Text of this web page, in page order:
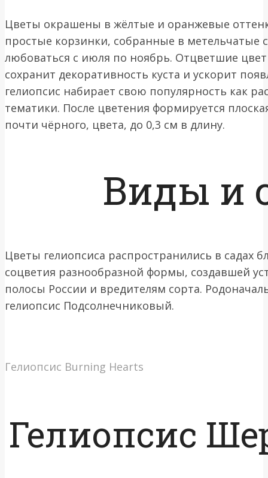
Цветы окрашены в жёлтые и оранжевые
простые корзинки, собранные в метельчатые
любоваться с июля по ноябрь. Отцветшие
сохранит декоративность куста и ускорит
гелиопсис набирает свою популярность как
тематики. После цветения формируется
почти чёрного, цвета, до 0,3 см в длину.
Виды и
Цветы гелиопсиса распространились в садах
соцветия разнообразной формы, создавшей
полосы России и вредителям сорта.
гелиопсис Подсолнечниковый.
Гелиопсис Burning Hearts
Гелиопсис